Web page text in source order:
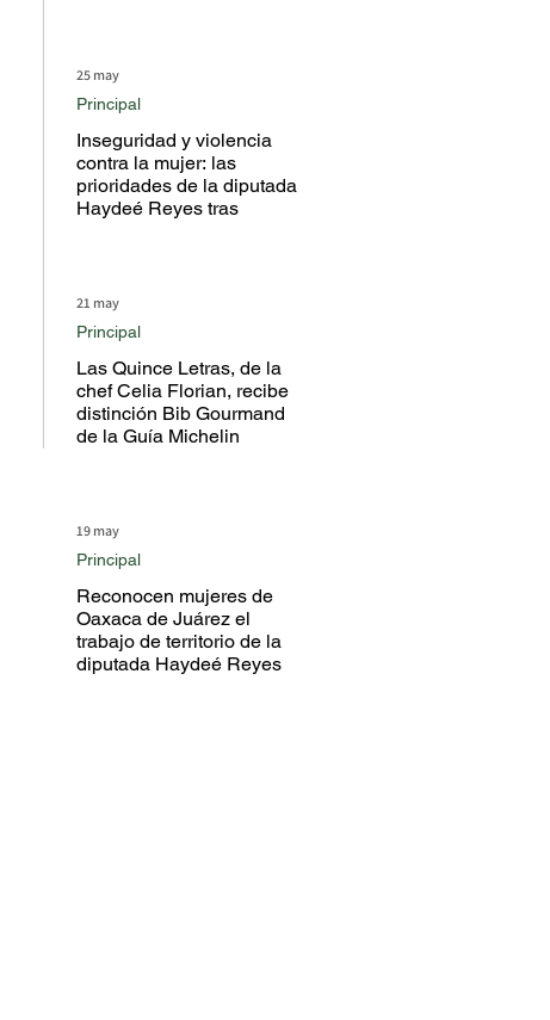
Inseguridad y violencia
contra la mujer: las
prioridades de la diputada
Haydeé Reyes tras
Principal
25 may
Las Quince Letras, de la
chef Celia Florian, recibe
distinción Bib Gourmand
de la Guía Michelin
Principal
21 may
Reconocen mujeres de
Oaxaca de Juárez el
trabajo de territorio de la
diputada Haydeé Reyes
Principal
19 may